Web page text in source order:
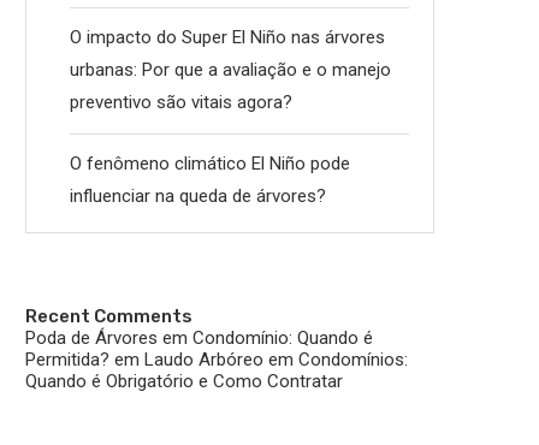
O impacto do Super El Niño nas árvores
urbanas: Por que a avaliação e o manejo
preventivo são vitais agora?
O fenômeno climático El Niño pode
influenciar na queda de árvores?
Recent Comments
Poda de Árvores em Condomínio: Quando é
Permitida? em Laudo Arbóreo em Condomínios:
Quando é Obrigatório e Como Contratar